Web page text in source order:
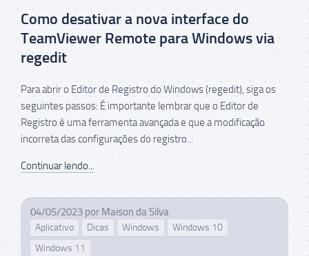
Como desativar a nova interface do
TeamViewer Remote para Windows via
regedit
Para abrir o Editor de Registro do Windows (regedit), siga os
seguintes passos: É importante lembrar que o Editor de
Registro é uma ferramenta avançada e que a modificação
incorreta das configurações do registro...
Continuar lendo...
04/05/2023 por Maison da Silva
Aplicativo Dicas Windows
Windows 10
Windows 11